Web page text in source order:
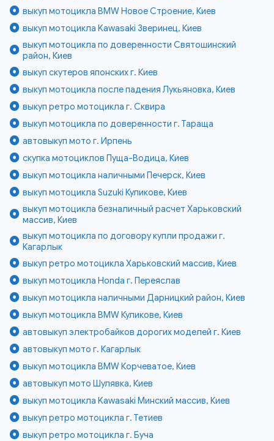
выкуп мотоцикла BMW Новое Строение, Киев
выкуп мотоцикла Kawasaki Зверинец, Киев
выкуп мотоцикла по доверенности Святошинский
район, Киев
выкуп скутеров японских г. Киев
выкуп мотоцикла после падения Лукьяновка, Киев
выкуп ретро мотоцикла г. Сквира
выкуп мотоцикла по доверенности г. Тараща
автовыкуп мото г. Ирпень
скупка мотоциклов Пуща-Водица, Киев
выкуп мотоцикла наличными Печерск, Киев
выкуп мотоцикла Suzuki Куликове, Киев
выкуп мотоцикла безналичный расчет Харьковский
массив, Киев
выкуп мотоцикла по договору купли продажи г.
Кагарлык
выкуп ретро мотоцикла Харьковский массив, Киев
выкуп мотоцикла Honda г. Переяслав
выкуп мотоцикла наличными Дарницкий район, Киев
выкуп мотоцикла BMW Куликове, Киев
автовыкуп электробайков дорогих моделей г. Киев
автовыкуп мото г. Кагарлык
выкуп мотоцикла BMW Корчеватое, Киев
автовыкуп мото Шулявка, Киев
выкуп мотоцикла Kawasaki Минский массив, Киев
выкуп ретро мотоцикла г. Тетиев
выкуп ретро мотоцикла г. Буча